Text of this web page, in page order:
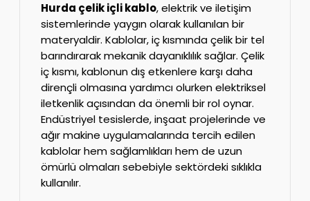
Hurda çelik içli kablo, elektrik ve iletişim
sistemlerinde yaygın olarak kullanılan bir
materyaldir. Kablolar, iç kısmında çelik bir tel
barındırarak mekanik dayanıklılık sağlar. Çelik
iç kısmı, kablonun dış etkenlere karşı daha
dirençli olmasına yardımcı olurken elektriksel
iletkenlik açısından da önemli bir rol oynar.
Endüstriyel tesislerde, inşaat projelerinde ve
ağır makine uygulamalarında tercih edilen
kablolar hem sağlamlıkları hem de uzun
ömürlü olmaları sebebiyle sektördeki sıklıkla
kullanılır.